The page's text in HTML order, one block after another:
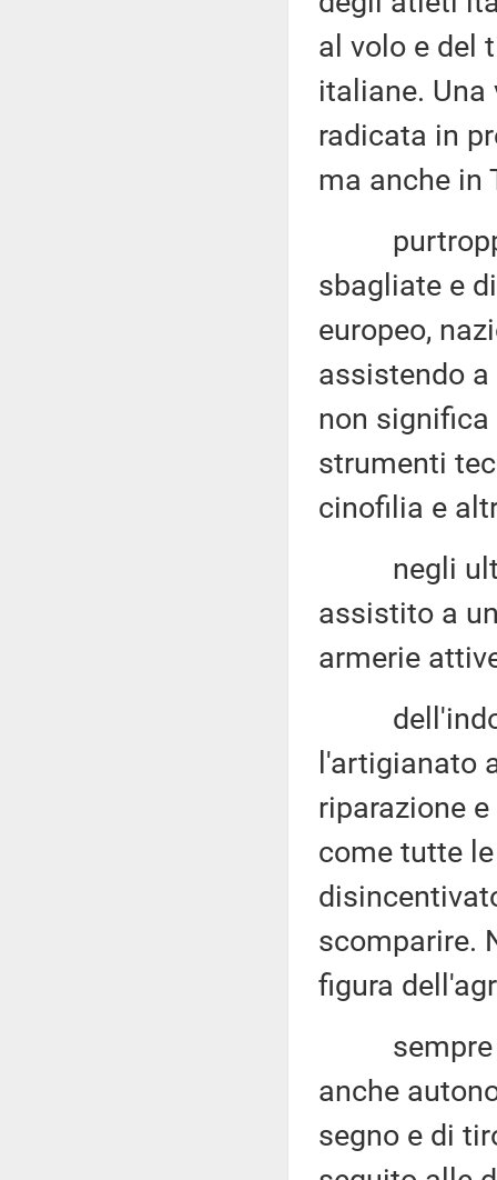
al volo e del
italiane. Una
radicata in
ma anche in
purtroppo,
sbagliate e
europeo,
assistendo
non
strumenti
cinofilia e
negli
assistito a
armerie
l'artigianato
riparazione
come tutte
scomparire.
figura
sempre
anche
segno e di